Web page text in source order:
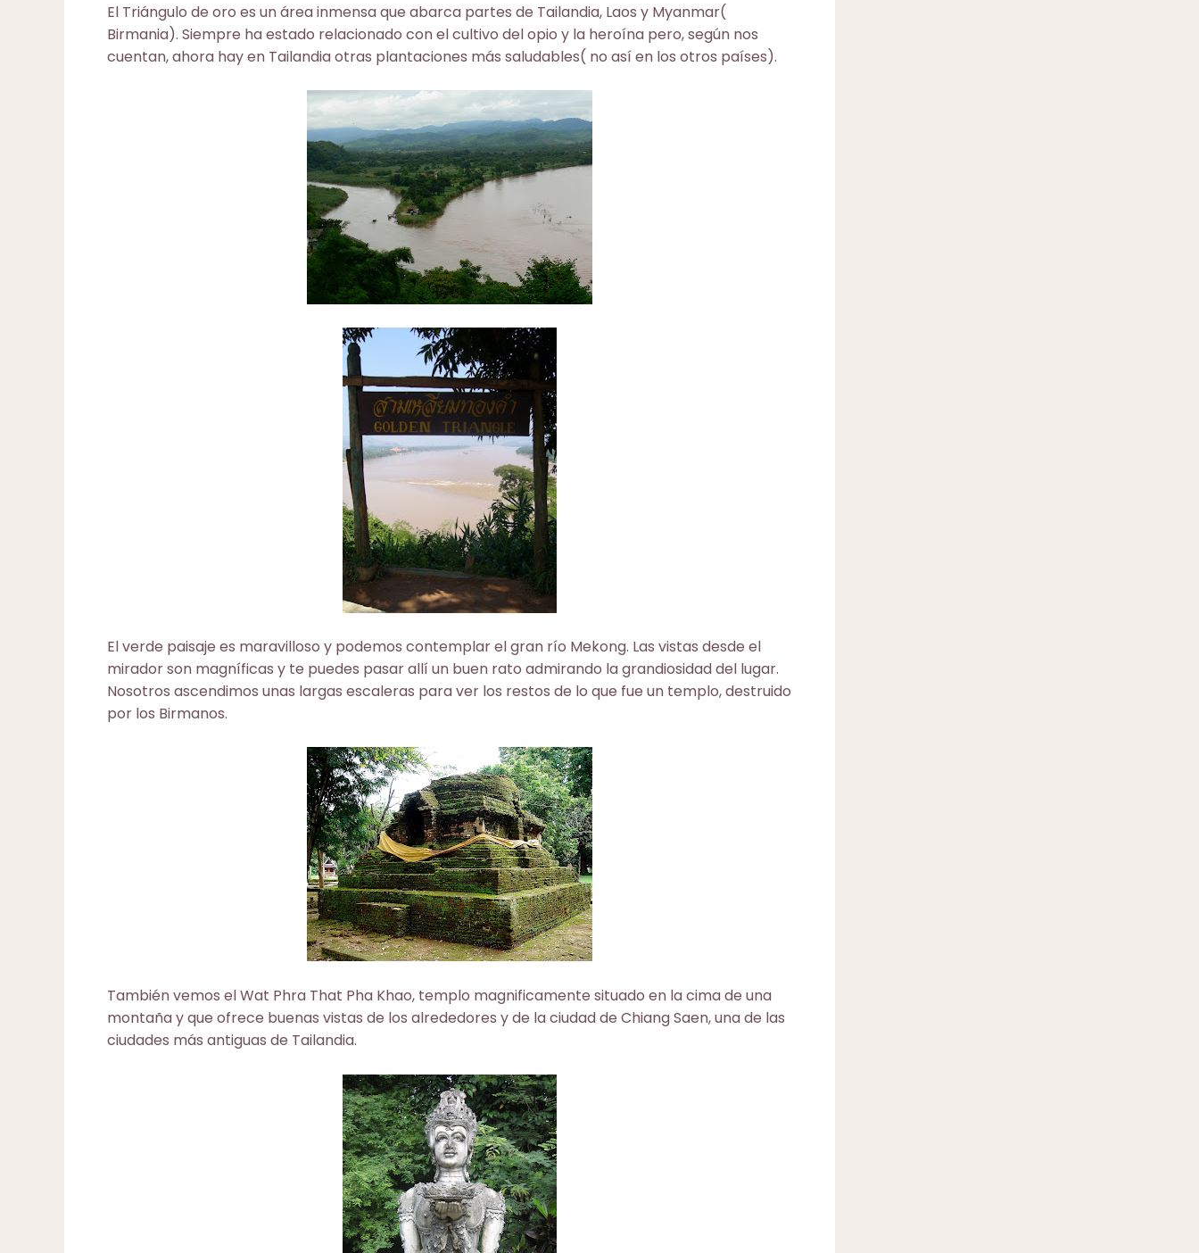
El Triángulo de oro es un área inmensa que abarca partes de Tailandia, Laos y Myanmar(
Birmania). Siempre ha estado relacionado con el cultivo del opio y la heroína pero, según nos
cuentan, ahora hay en Tailandia otras plantaciones más saludables( no así en los otros países).
El verde paisaje es maravilloso y podemos contemplar el gran río Mekong. Las vistas desde el
mirador son magníficas y te puedes pasar allí un buen rato admirando la grandiosidad del lugar.
Nosotros ascendimos unas largas escaleras para ver los restos de lo que fue un templo, destruido
por los Birmanos.
También vemos el Wat Phra That Pha Khao, templo magnificamente situado en la cima de una
montaña y que ofrece buenas vistas de los alrededores y de la ciudad de Chiang Saen, una de las
ciudades más antiguas de Tailandia.